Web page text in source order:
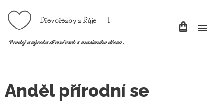
Dřevořezby z Ráje l
Prodej a výroba dřevořezeb z masivního dřeva .
Anděl přírodní se